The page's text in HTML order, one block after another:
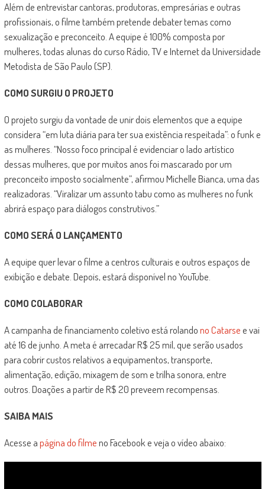
Além de entrevistar cantoras, produtoras, empresárias e outras
profissionais, o filme também pretende debater temas como
sexualização e preconceito. A equipe é 100% composta por
mulheres, todas alunas do curso Rádio, TV e Internet da Universidade
Metodista de São Paulo (SP).
COMO SURGIU O PROJETO
O projeto surgiu da vontade de unir dois elementos que a equipe
considera “em luta diária para ter sua existência respeitada”: o funk e
as mulheres. “Nosso foco principal é evidenciar o lado artístico
dessas mulheres, que por muitos anos foi mascarado por um
preconceito imposto socialmente”, afirmou Michelle Bianca, uma das
realizadoras. “Viralizar um assunto tabu como as mulheres no funk
abrirá espaço para diálogos construtivos.”
COMO SERÁ O LANÇAMENTO
A equipe quer levar o filme a centros culturais e outros espaços de
exibição e debate. Depois, estará disponível no YouTube.
COMO COLABORAR
A campanha de financiamento coletivo está rolandono Catarsee vai
até 16 de junho. A meta é arrecadar R$ 25 mil, que serão usados
para cobrir custos relativos a equipamentos, transporte,
alimentação, edição, mixagem de som e trilha sonora, entre
outros. Doações a partir de R$ 20 preveem recompensas.
SAIBA MAIS
Acesse apágina do filmeno Facebook e veja o vídeo abaixo: